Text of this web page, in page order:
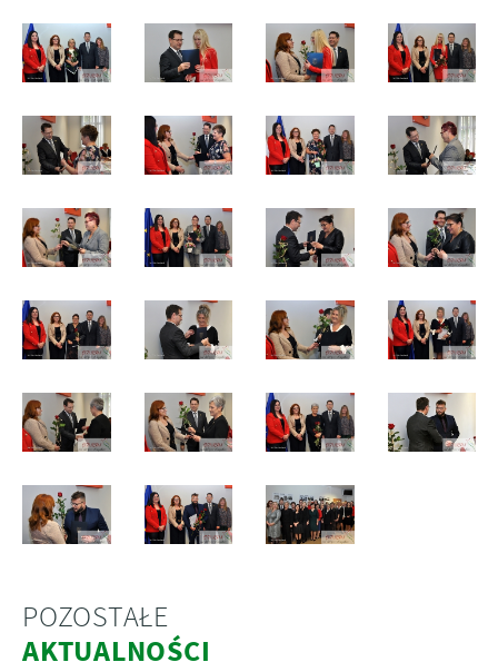
POZOSTAŁE
AKTUALNOŚCI